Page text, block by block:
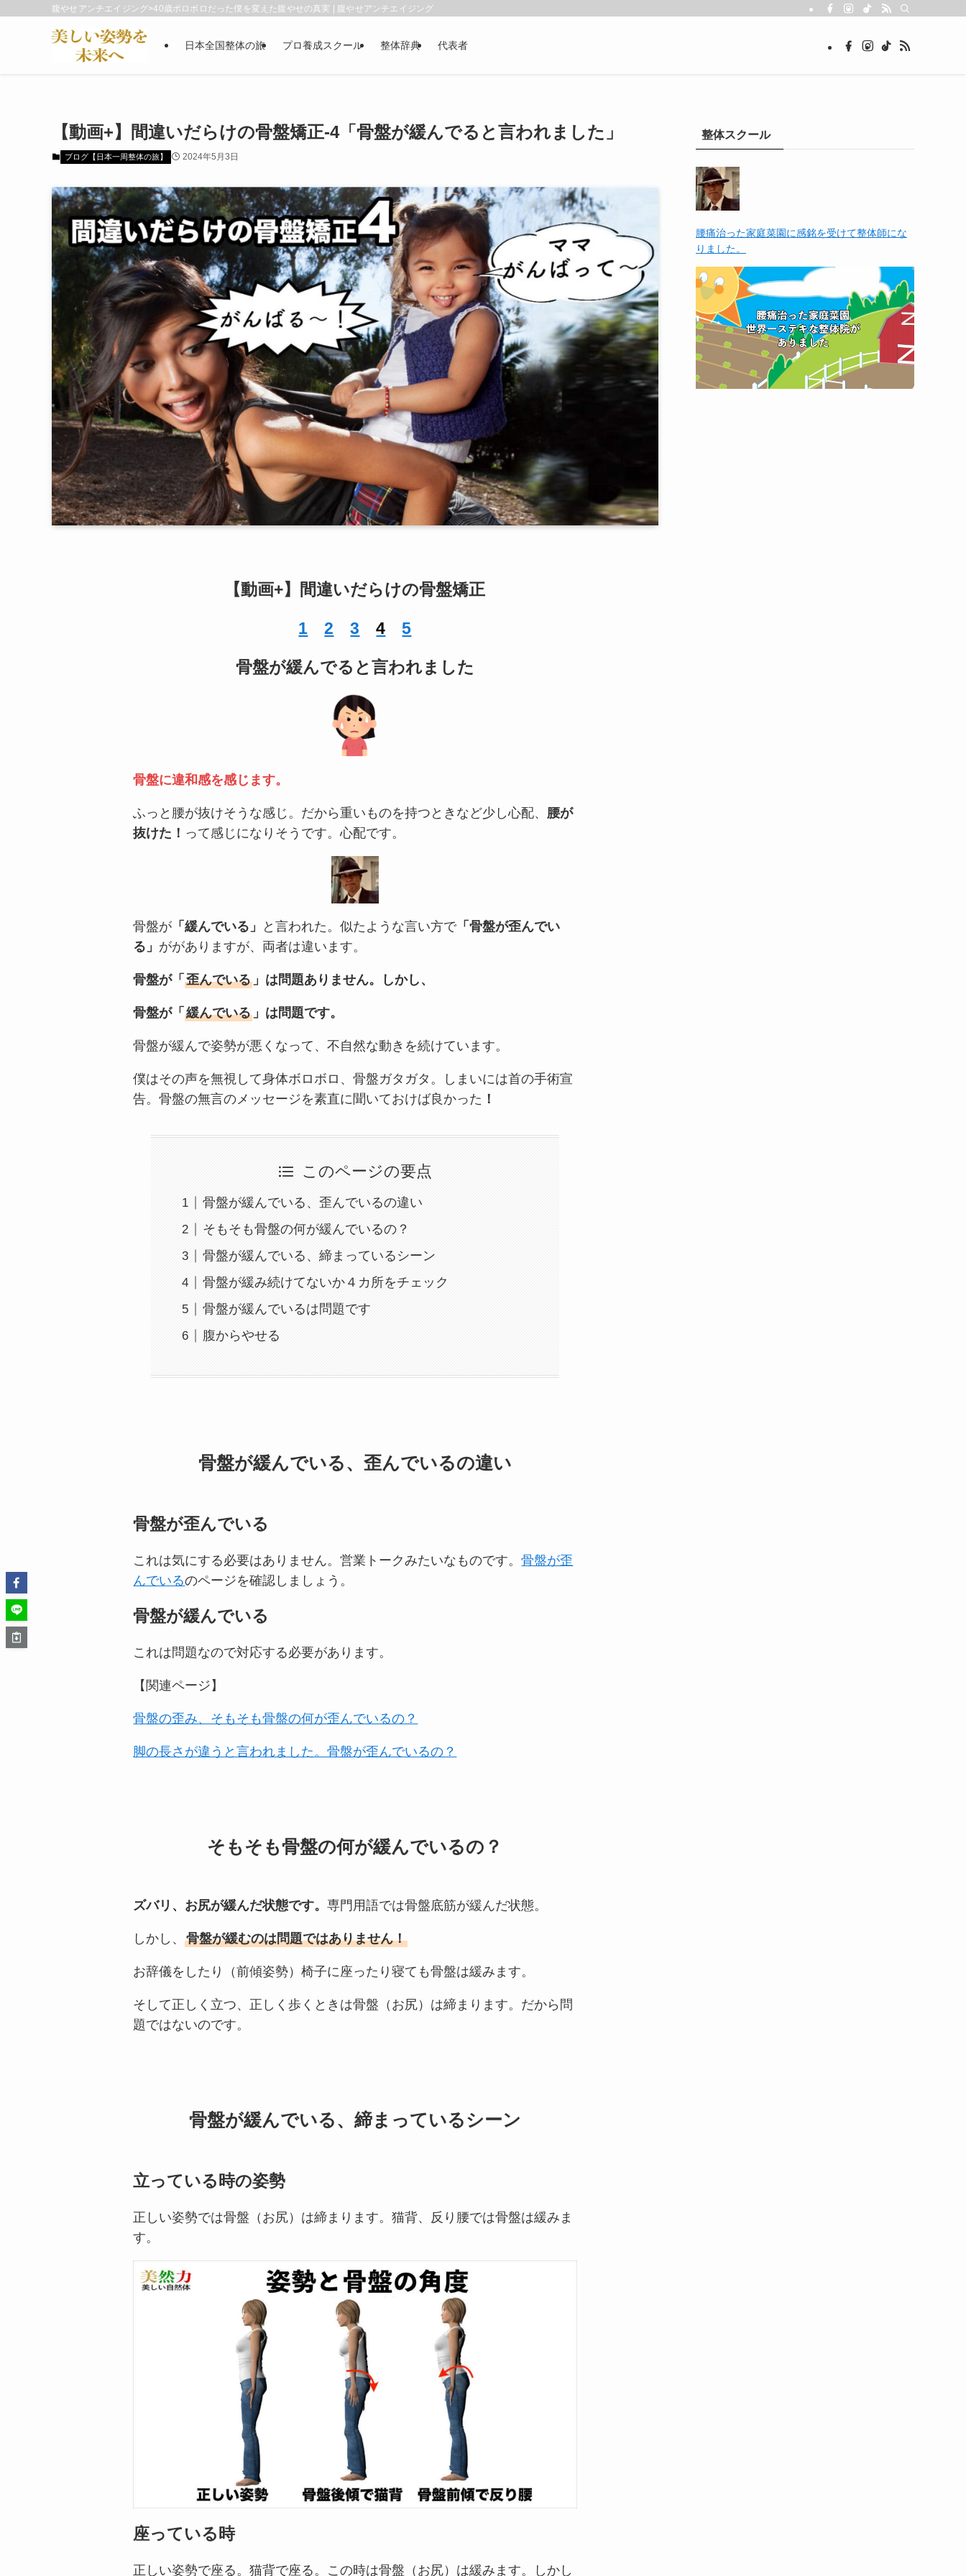
腹やせアンチエイジング>40歳ボロボロだった僕を変えた腹やせの真実 | 腹やせアンチエイジング
日本全国整体の旅 プロ養成スクール 整体辞典 代表者
【動画+】間違いだらけの骨盤矯正-4「骨盤が緩んでると言われました」
ブログ【日本一周整体の旅】 2024年5月3日
【動画+】間違いだらけの骨盤矯正
1 2 3 4 5
骨盤が緩んでると言われました
骨盤に違和感を感じます。
ふっと腰が抜けそうな感じ。だから重いものを持つときなど少し心配、 腰が
抜けた！ って感じになりそうです。心配です。
骨盤が 「緩んでいる」 と言われた。似たような言い方で「骨盤が歪んでい
る」 ががありますが、両者は違います。
骨盤が「歪んでいる 」は問題ありません。しかし、
骨盤が「緩んでいる 」は問題です。
骨盤が緩んで姿勢が悪くなって、不自然な動きを続けています。
僕はその声を無視して身体ボロボロ、骨盤ガタガタ。しまいには首の手術宣
告。骨盤の無言のメッセージを素直に聞いておけば良かった ！
このページの要点
骨盤が緩んでいる、歪んでいるの違い
そもそも骨盤の何が緩んでいるの？
骨盤が緩んでいる、締まっているシーン
骨盤が緩み続けてないか４カ所をチェック
骨盤が緩んでいるは問題です
腹からやせる
骨盤が緩んでいる、歪んでいるの違い
骨盤が歪んでいる
これは気にする必要はありません。営業トークみたいなものです。骨盤が歪
んでいるのページを確認しましょう。
骨盤が緩んでいる
これは問題なので対応する必要があります。
【関連ページ】
骨盤の歪み、そもそも骨盤の何が歪んでいるの？
脚の長さが違うと言われました。骨盤が歪んでいるの？
そもそも骨盤の何が緩んでいるの？
ズバリ、お尻が緩んだ状態です。専門用語では骨盤底筋が緩んだ状態。
しかし、骨盤が緩むのは問題ではありません！
お辞儀をしたり（前傾姿勢）椅子に座ったり寝ても骨盤は緩みます。
そして正しく立つ、正しく歩くときは骨盤（お尻）は締まります。だから問
題ではないのです。
骨盤が緩んでいる、締まっているシーン
立っている時の姿勢
正しい姿勢では骨盤（お尻）は締まります。猫背、反り腰では骨盤は緩みま
す。
座っている時
正しい姿勢で座る。猫背で座る。この時は骨盤（お尻）は緩みます。しかし
整体スクール
腰痛治った家庭菜園に感銘を受けて整体師にな
りました。